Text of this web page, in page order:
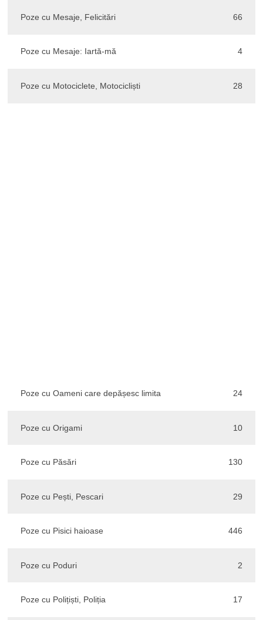
Poze cu Mesaje, Felicitări 66
Poze cu Mesaje: Iartă-mă 4
Poze cu Motociclete, Motocicliști 28
Poze cu Oameni care depășesc limita 24
Poze cu Origami 10
Poze cu Păsări 130
Poze cu Pești, Pescari 29
Poze cu Pisici haioase 446
Poze cu Poduri 2
Poze cu Polițiști, Poliția 17